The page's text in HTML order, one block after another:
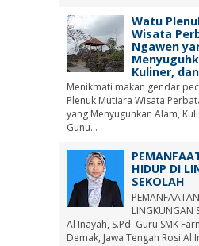
Watu
Wisata
Ngawen
Kuliner,
Menikmati makan gendar
Plenuk Mutiara Wisata
yang Menyuguhkan Alam,
Gunu...
HIDUP DI
SEKOLAH
LINGKUNGAN
Al Inayah, S.Pd Guru SMK
Demak, Jawa Tengah Rosi Al